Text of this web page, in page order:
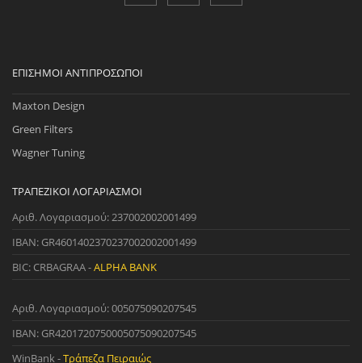
ΕΠΊΣΗΜΟΙ ΑΝΤΙΠΡΌΣΩΠΟΙ
Maxton Design
Green Filters
Wagner Tuning
ΤΡΑΠΕΖΙΚΟΊ ΛΟΓΑΡΙΑΣΜΟΊ
Αριθ. Λογαριασμού: 237002002001499
IBAN: GR4601402370237002002001499
BIC: CRBAGRAA -ALPHA BANK
Αριθ. Λογαριασμού: 005075090207545
IBAN: GR4201720750005075090207545
WinBank -Τράπεζα Πειραιώς